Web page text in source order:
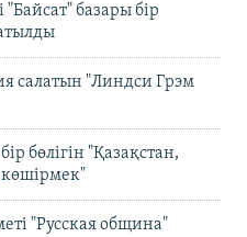
базары бір
салатын "Линдси Грэм
бөлігін "Қазақстан,
көшірмек"
"Русская община"